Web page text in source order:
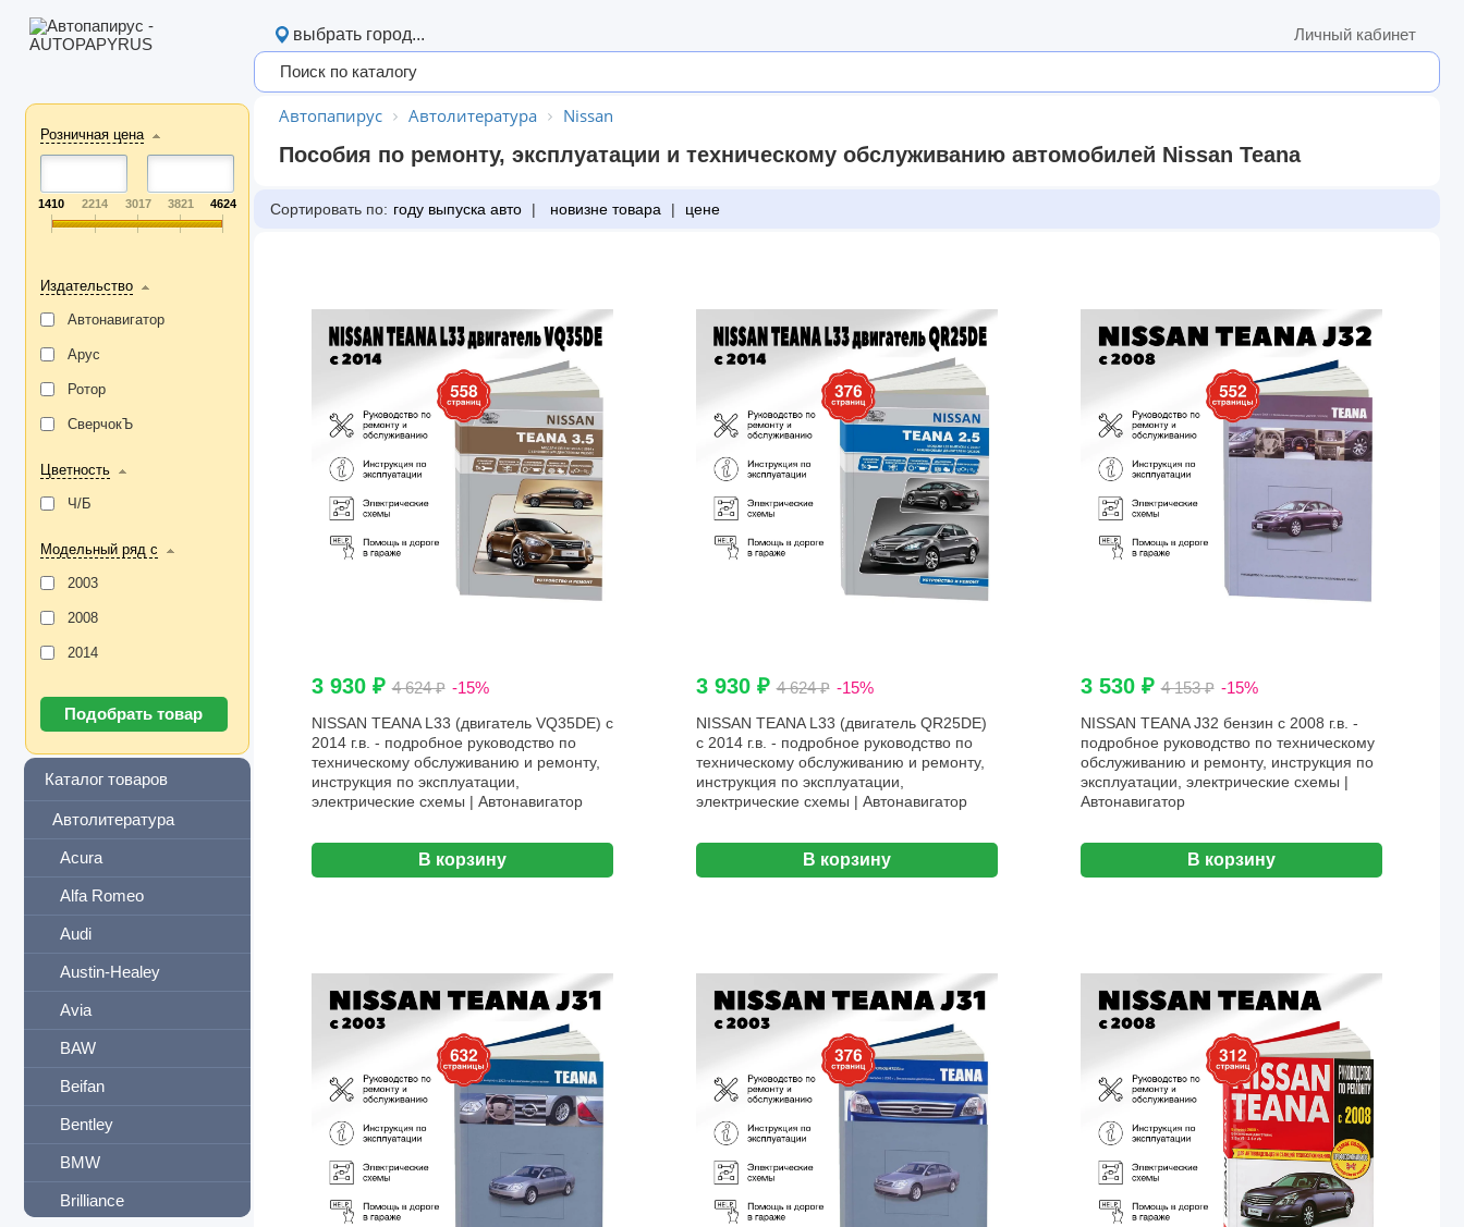
Розничная цена
1410 2214 3017 3821 4624
Издательство
Автонавигатор
Арус
Ротор
СверчокЪ
Цветность
Ч/Б
Модельный ряд с
2003
2008
2014
Каталог товаров
Автолитература
Acura
Alfa Romeo
Audi
Austin-Healey
Avia
BAW
Beifan
Bentley
BMW
Brilliance
выбрать город... Личный кабинет
Автопапирус Автолитература Nissan
Пособия по ремонту, эксплуатации и техническому обслуживанию автомобилей Nissan Teana
Сортировать по: году выпуска авто | новизне товара | цене
3 930 ₽4 624 ₽ -15%
NISSAN TEANA L33 (двигатель VQ35DE) с
2014 г.в. - подробное руководство по
техническому обслуживанию и ремонту,
инструкция по эксплуатации,
электрические схемы | Автонавигатор
В корзину
3 930 ₽4 624 ₽ -15%
NISSAN TEANA L33 (двигатель QR25DE)
с 2014 г.в. - подробное руководство по
техническому обслуживанию и ремонту,
инструкция по эксплуатации,
электрические схемы | Автонавигатор
В корзину
3 530 ₽4 153 ₽ -15%
NISSAN TEANA J32 бензин с 2008 г.в. -
подробное руководство по техническому
обслуживанию и ремонту, инструкция по
эксплуатации, электрические схемы |
Автонавигатор
В корзину